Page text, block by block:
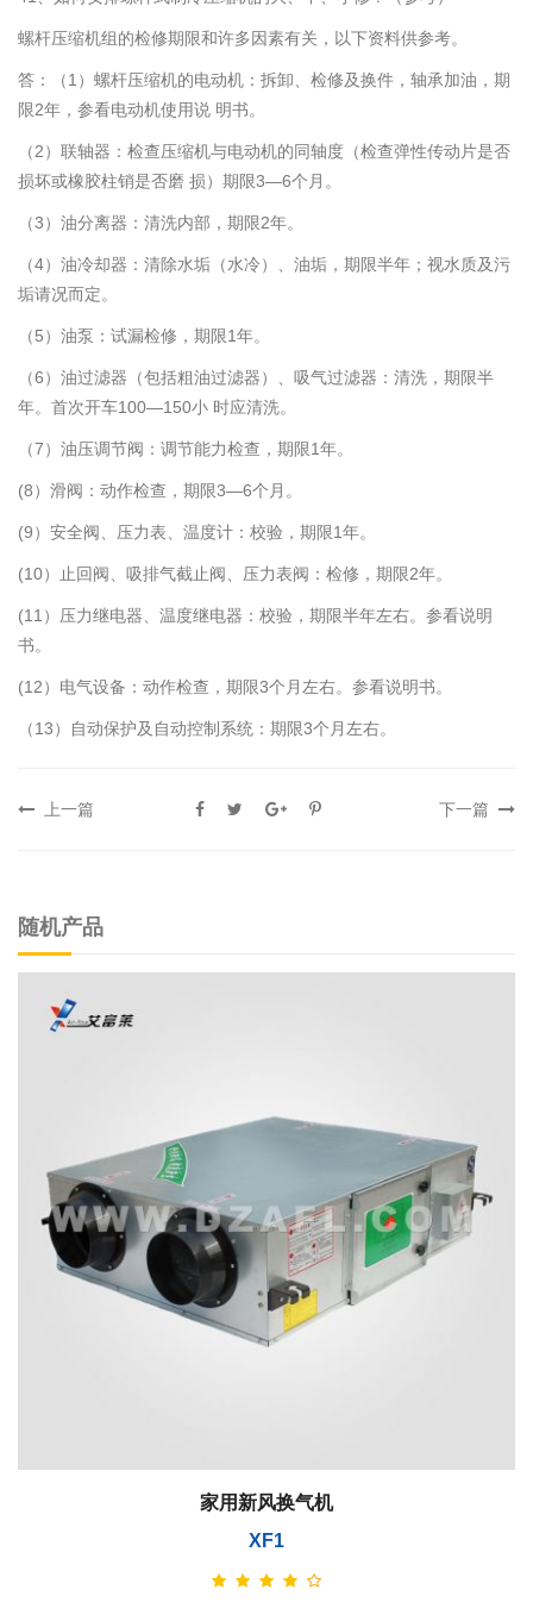
螺杆压缩机组的检修期限和许多因素有关，以下资料供参考。
答：（1）螺杆压缩机的电动机：拆卸、检修及换件，轴承加油，期
限2年，参看电动机使用说 明书。
（2）联轴器：检查压缩机与电动机的同轴度（检查弹性传动片是否
损坏或橡胶柱销是否磨 损）期限3—6个月。
（3）油分离器：清洗内部，期限2年。
（4）油冷却器：清除水垢（水冷）、油垢，期限半年；视水质及污
垢请况而定。
（5）油泵：试漏检修，期限1年。
（6）油过滤器（包括粗油过滤器）、吸气过滤器：清洗，期限半
年。首次开车100—150小 时应清洗。
（7）油压调节阀：调节能力检查，期限1年。
(8）滑阀：动作检查，期限3—6个月。
(9）安全阀、压力表、温度计：校验，期限1年。
(10）止回阀、吸排气截止阀、压力表阀：检修，期限2年。
(11）压力继电器、温度继电器：校验，期限半年左右。参看说明
书。
(12）电气设备：动作检查，期限3个月左右。参看说明书。
（13）自动保护及自动控制系统：期限3个月左右。
上一篇 下一篇
随机产品
家用新风换气机
XF1